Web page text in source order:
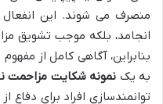
منصرف می شوند. این
انجامد، بلکه موجب تشویق
بنابراین، آگاهی کامل از
به یک نمونه شکایت مزاحمت
توانمندسازی افراد برای